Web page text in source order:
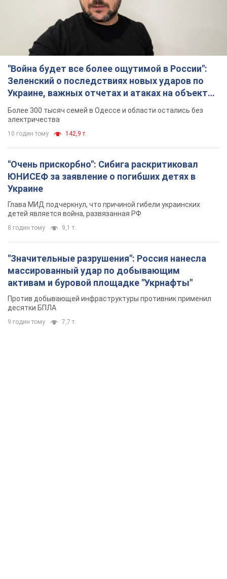
"Война будет все более ощутимой в России":
Зеленский о последствиях новых ударов по
Украине, важных отчетах и атаках на объекты
противника. Видео
Более 300 тысяч семей в Одессе и области остались без
электричества
10 годин тому 142,9 т.
"Очень прискорбно": Сибига раскритиковал
ЮНИСЕФ за заявление о погибших детях в
Украине
Глава МИД подчеркнул, что причиной гибели украинских
детей является война, развязанная РФ
8 годин тому 9,1 т.
"Значительные разрушения": Россия нанесла
массированный удар по добывающим
активам и буровой площадке "Укрнафты"
Против добывающей инфраструктуры противник применил
десятки БПЛА
9 годин тому 7,7 т.